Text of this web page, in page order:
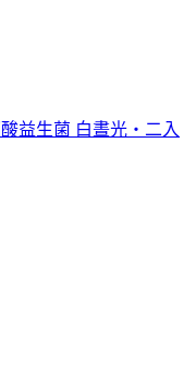
酸益生菌 白晝光・二入